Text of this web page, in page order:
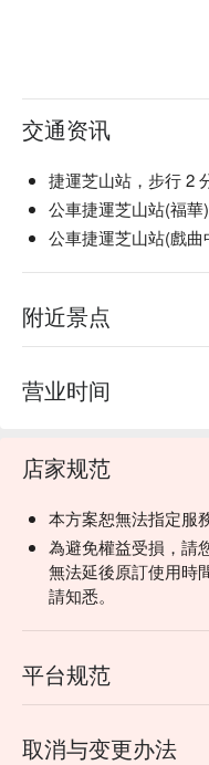
交通资讯
捷運芝山站，步行 2
公車捷運芝山站(福
公車捷運芝山站(戲
附近景点
营业时间
店家规范
本方案恕無法指定服
為避免權益受損，請
無法延後原訂使用時
請知悉。
平台规范
取消与变更办法